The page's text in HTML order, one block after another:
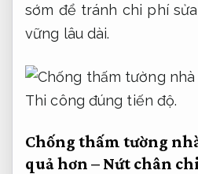
sớm để tránh chi phí
vững lâu dài.
Thi công đúng tiến độ.
Chống thấm tường
quả hơn – Nứt chân